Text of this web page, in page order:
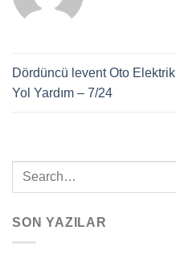
Dördüncü levent Oto Elektrik
Yol Yardım – 7/24
SON YAZILAR